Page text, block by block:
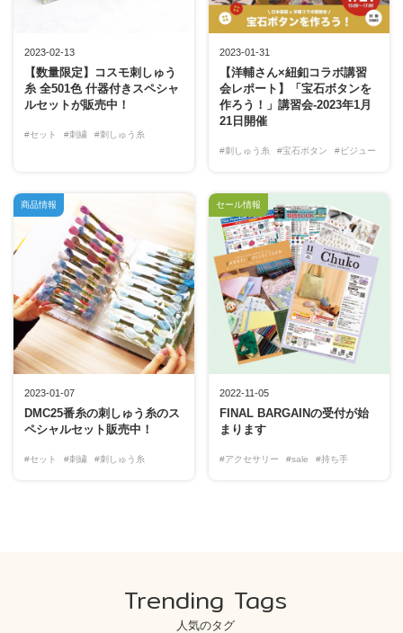
2023-02-13
【数量限定】コスモ刺しゅう
糸 全501色 什器付きスペシャ
ルセットが販売中！
#セット #刺繍 #刺しゅう糸
2023-01-31
【洋輔さん×紐釦コラボ講習
会レポート】「宝石ボタンを
作ろう！」講習会-2023年1月
21日開催
#刺しゅう糸 #宝石ボタン #ビジュー
2023-01-07
DMC25番糸の刺しゅう糸のス
ペシャルセット販売中！
#セット #刺繍 #刺しゅう糸
商品情報
2022-11-05
FINAL BARGAINの受付が始
まります
#アクセサリー #sale #持ち手
セール情報
Trending Tags
人気のタグ